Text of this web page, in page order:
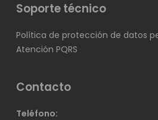
Soporte técnico
Política de protección de datos
Atención PQRS
Contacto
Teléfono: